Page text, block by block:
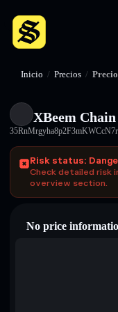
Inicio / Precios /
XBeem Chain
Risk status:
Check detailed risk
overview section.
No price